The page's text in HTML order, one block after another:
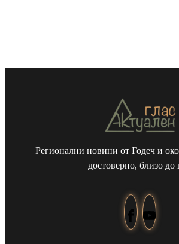
Регионални новини от Годеч и
достоверно, близо до